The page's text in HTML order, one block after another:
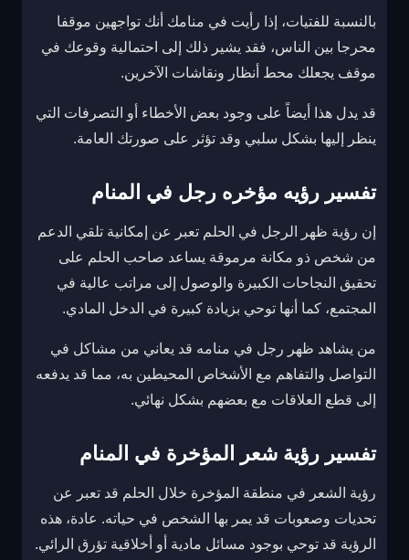
بالنسبة للفتيات، إذا رأيت في منامك أنك تواجهين موقفا
محرجا بين الناس، فقد يشير ذلك إلى احتمالية وقوعك في
موقف يجعلك محط أنظار ونقاشات الآخرين.
قد يدل هذا أيضاً على وجود بعض الأخطاء أو التصرفات التي
ينظر إليها بشكل سلبي وقد تؤثر على صورتك العامة.
تفسير رؤيه مؤخره رجل في المنام
إن رؤية ظهر الرجل في الحلم تعبر عن إمكانية تلقي الدعم
من شخص ذو مكانة مرموقة يساعد صاحب الحلم على
تحقيق النجاحات الكبيرة والوصول إلى مراتب عالية في
المجتمع، كما أنها توحي بزيادة كبيرة في الدخل المادي.
من يشاهد ظهر رجل في منامه قد يعاني من مشاكل في
التواصل والتفاهم مع الأشخاص المحيطين به، مما قد يدفعه
إلى قطع العلاقات مع بعضهم بشكل نهائي.
تفسير رؤية شعر المؤخرة في المنام
رؤية الشعر في منطقة المؤخرة خلال الحلم قد تعبر عن
تحديات وصعوبات قد يمر بها الشخص في حياته. عادة، هذه
الرؤية قد توحي بوجود مسائل مادية أو أخلاقية تؤرق الرائي.